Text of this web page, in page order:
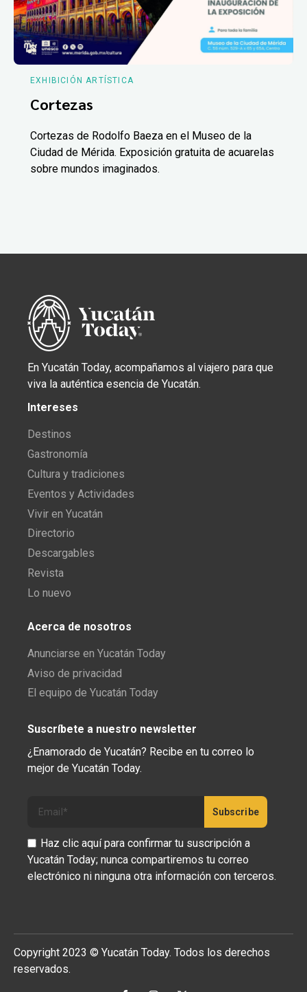
EXHIBICIÓN ARTÍSTICA
Cortezas
Cortezas de Rodolfo Baeza en el Museo de la
Ciudad de Mérida. Exposición gratuita de acuarelas
sobre mundos imaginados.
En Yucatán Today, acompañamos al viajero para que
viva la auténtica esencia de Yucatán.
Intereses
Destinos
Gastronomía
Cultura y tradiciones
Eventos y Actividades
Vivir en Yucatán
Directorio
Descargables
Revista
Lo nuevo
Acerca de nosotros
Anunciarse en Yucatán Today
Aviso de privacidad
El equipo de Yucatán Today
Suscríbete a nuestro newsletter
¿Enamorado de Yucatán? Recibe en tu correo lo
mejor de Yucatán Today.
Haz clic aquí para confirmar tu suscripción a
Yucatán Today; nunca compartiremos tu correo
electrónico ni ninguna otra información con terceros.
Copyright 2023 © Yucatán Today. Todos los derechos
reservados.